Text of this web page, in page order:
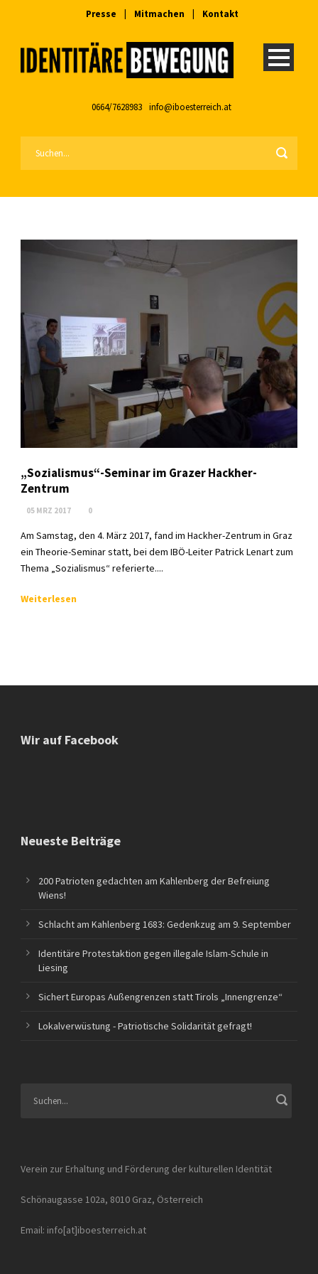
Presse Mitmachen Kontakt
0664/7628983 info@iboesterreich.at
„Sozialismus“-Seminar im Grazer Hackher-
Zentrum
05 MRZ 2017 0
Am Samstag, den 4. März 2017, fand im Hackher-Zentrum in Graz
ein Theorie-Seminar statt, bei dem IBÖ-Leiter Patrick Lenart zum
Thema „Sozialismus“ referierte....
Weiterlesen
Wir auf Facebook
Neueste Beiträge
200 Patrioten gedachten am Kahlenberg der Befreiung
Wiens!
Schlacht am Kahlenberg 1683: Gedenkzug am 9. September
Identitäre Protestaktion gegen illegale Islam-Schule in
Liesing
Sichert Europas Außengrenzen statt Tirols „Innengrenze“
Lokalverwüstung - Patriotische Solidarität gefragt!
Verein zur Erhaltung und Förderung der kulturellen Identität
Schönaugasse 102a, 8010 Graz, Österreich
Email: info[at]iboesterreich.at